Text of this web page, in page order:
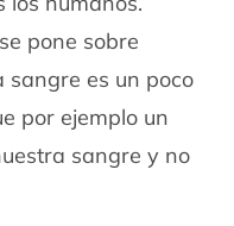
pone sobre
sangre es un poco
por ejemplo un
sangre y no